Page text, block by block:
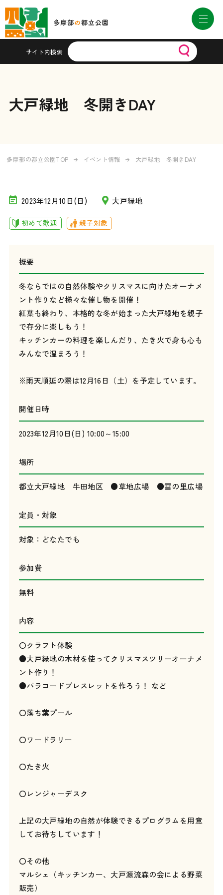
サイト内検索
大戸緑地 冬開きDAY
多摩部の都立公園TOP イベント情報 大戸緑地 冬開きDAY
2023年12月10日(日) 大戸緑地
初めて歓迎 親子対象
概要
冬ならではの自然体験やクリスマスに向けたオーナメ
ント作りなど様々な催し物を開催！
紅葉も終わり、本格的な冬が始まった大戸緑地を親子
で存分に楽しもう！
キッチンカーの料理を楽しんだり、たき火で身も心も
みんなで温まろう！
※雨天順延の際は12月16日（土）を予定しています。
開催日時
2023年12月10日(日) 10:00～15:00
場所
都立大戸緑地 牛田地区 ●草地広場 ●雪の里広場
定員・対象
対象：どなたでも
参加費
無料
内容
〇クラフト体験
●大戸緑地の木材を使ってクリスマスツリーオーナメ
ント作り！
●パラコードブレスレットを作ろう！ など
〇落ち葉プール
〇ワードラリー
〇たき火
〇レンジャーデスク
上記の大戸緑地の自然が体験できるプログラムを用意
してお待ちしています！
〇その他
マルシェ（キッチンカー、大戸源流森の会による野菜
販売）